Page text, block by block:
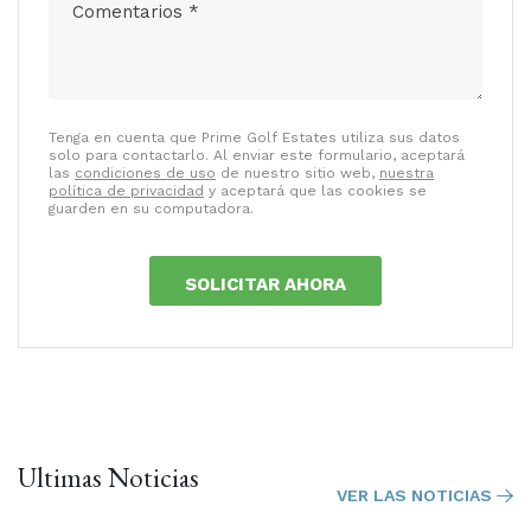
Tenga en cuenta que Prime Golf Estates utiliza sus datos
solo para contactarlo. Al enviar este formulario, aceptará
las condiciones de uso de nuestro sitio web, nuestra
política de privacidad y aceptará que las cookies se
guarden en su computadora.
SOLICITAR AHORA
Ultimas Noticias VER LAS NOTICIAS